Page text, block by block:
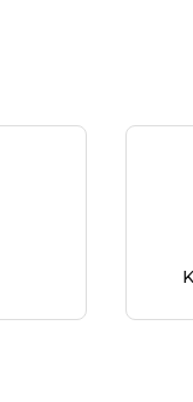
Yorum Yaz
Soru Sor